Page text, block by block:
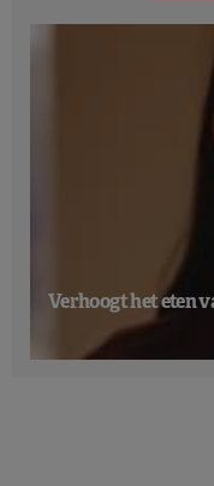
Verhoogt het eten